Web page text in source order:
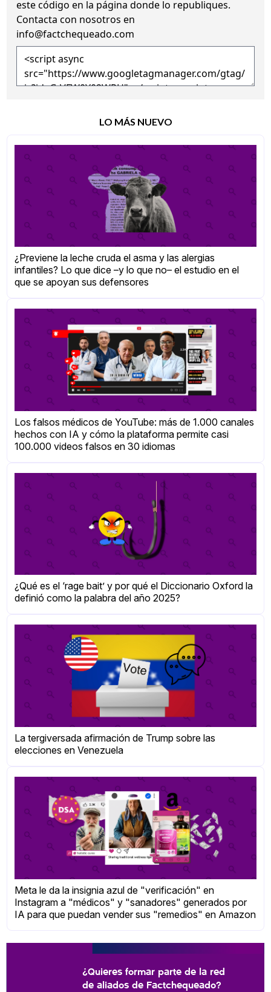
este código en la página donde lo republiques.
Contacta con nosotros en
info@factchequeado.com
LO MÁS NUEVO
¿Previene la leche cruda el asma y las alergias
infantiles? Lo que dice –y lo que no– el estudio en el
que se apoyan sus defensores
Los falsos médicos de YouTube: más de 1.000 canales
hechos con IA y cómo la plataforma permite casi
100.000 videos falsos en 30 idiomas
¿Qué es el ‘rage bait’ y por qué el Diccionario Oxford la
definió como la palabra del año 2025?
La tergiversada afirmación de Trump sobre las
elecciones en Venezuela
Meta le da la insignia azul de "verificación" en
Instagram a "médicos" y "sanadores" generados por
IA para que puedan vender sus "remedios" en Amazon
¿Quieres formar parte de la red
de aliados de Factchequeado?